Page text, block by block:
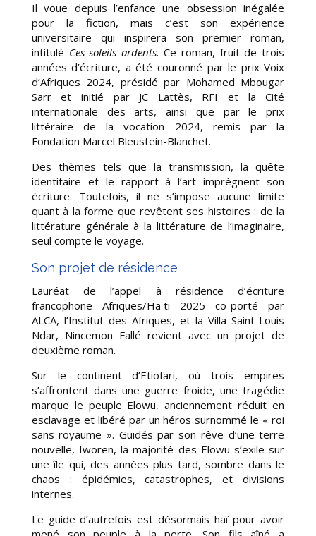
Il voue depuis l’enfance une obsession inégalée
pour la fiction, mais c’est son expérience
universitaire qui inspirera son premier roman,
intitulé Ces soleils ardents. Ce roman, fruit de trois
années d’écriture, a été couronné par le prix Voix
d’Afriques 2024, présidé par Mohamed Mbougar
Sarr et initié par JC Lattès, RFI et la Cité
internationale des arts, ainsi que par le prix
littéraire de la vocation 2024, remis par la
Fondation Marcel Bleustein-Blanchet.
Des thèmes tels que la transmission, la quête
identitaire et le rapport à l’art imprègnent son
écriture. Toutefois, il ne s’impose aucune limite
quant à la forme que revêtent ses histoires : de la
littérature générale à la littérature de l’imaginaire,
seul compte le voyage.
Son projet de résidence
Lauréat de l’appel à résidence d’écriture
francophone Afriques/Haïti 2025 co-porté par
ALCA, l’Institut des Afriques, et la Villa Saint-Louis
Ndar, Nincemon Fallé revient avec un projet de
deuxième roman.
Sur le continent d’Etiofari, où trois empires
s’affrontent dans une guerre froide, une tragédie
marque le peuple Elowu, anciennement réduit en
esclavage et libéré par un héros surnommé le « roi
sans royaume ». Guidés par son rêve d’une terre
nouvelle, Iworen, la majorité des Elowu s’exile sur
une île qui, des années plus tard, sombre dans le
chaos : épidémies, catastrophes, et divisions
internes.
Le guide d’autrefois est désormais haï pour avoir